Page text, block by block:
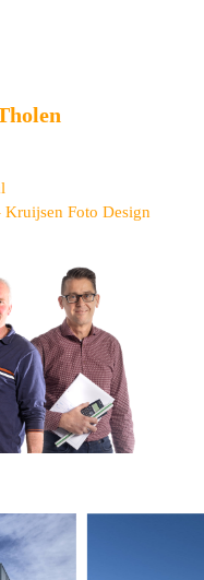
Foto Design